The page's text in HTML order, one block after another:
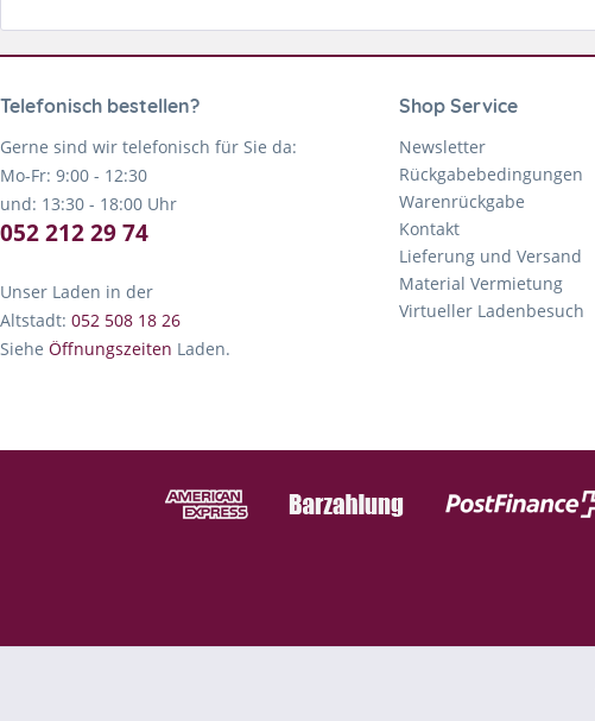
Telefonisch bestellen?
Gerne sind wir telefonisch für Sie da:
Mo-Fr: 9:00 - 12:30
und: 13:30 - 18:00 Uhr
052 212 29 74
Unser Laden in der
Altstadt: 052 508 18 26
Siehe Öffnungszeiten Laden.
Shop Service
Newsletter
Rückgabebedingungen
Warenrückgabe
Kontakt
Lieferung und Versand
Material Vermietung
Virtueller Ladenbesuch